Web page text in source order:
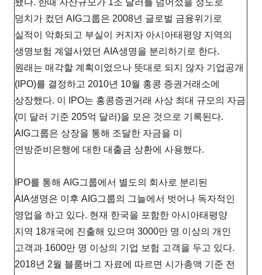
됐다. 한때 자산규모가 1조 달러를 넘어섰을 정도로
덩치가 컸던 AIG그룹은 2008년 글로벌 금융위기로
실적이 악화되고 부실이 커지자 아시아태평양 지역의
생명보험 계열사였던 AIA생명을 분리하기로 한다.
원래는 매각할 계획이었으나 뜻대로 되지 않자 기업공개
(IPO)를 결정하고 2010년 10월 홍콩 증권거래소에
상장했다. 이 IPO는 홍콩증권거래 사상 최대 규모의 자금
(미 달러 기준 205억 달러)을 모은 것으로 기록된다.
AIG그룹은 상장을 통해 조달한 자금을 미
연방준비은행에 대한 대출금 상환에 사용했다.
IPO를 통해 AIG그룹에서 별도의 회사로 분리된
AIA생명은 이후 AIG그룹의 그늘에서 벗어나 독자적인
영업을 하고 있다. 현재 한국을 포함한 아시아태평양
지역 18개국에 진출해 있으며 3000만 명 이상의 개인
고객과 1600만 명 이상의 기업 보험 고객을 두고 있다.
2018년 2월 블룸버그 자료에 따르면 시가총액 기준 전